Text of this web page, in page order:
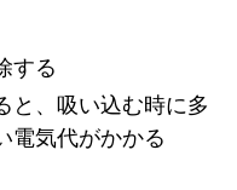
する
と、吸い込む時に多
電気代がかかる